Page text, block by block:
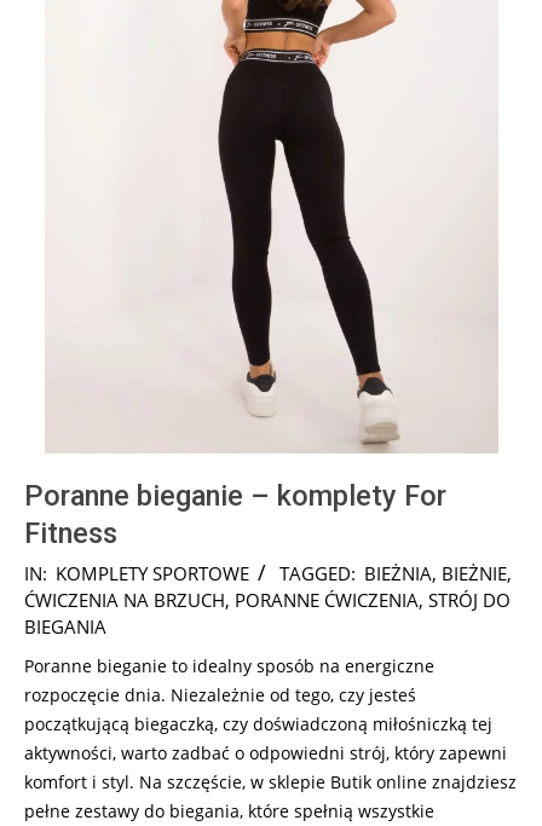
Poranne bieganie – komplety For
Fitness
2024-
10-
28
IN: KOMPLETY SPORTOWE TAGGED: BIEŻNIA, BIEŻNIE,
ĆWICZENIA NA BRZUCH, PORANNE ĆWICZENIA, STRÓJ DO
BIEGANIA
Poranne bieganie to idealny sposób na energiczne
rozpoczęcie dnia. Niezależnie od tego, czy jesteś
początkującą biegaczką, czy doświadczoną miłośniczką tej
aktywności, warto zadbać o odpowiedni strój, który zapewni
komfort i styl. Na szczęście, w sklepie Butik online znajdziesz
pełne zestawy do biegania, które spełnią wszystkie